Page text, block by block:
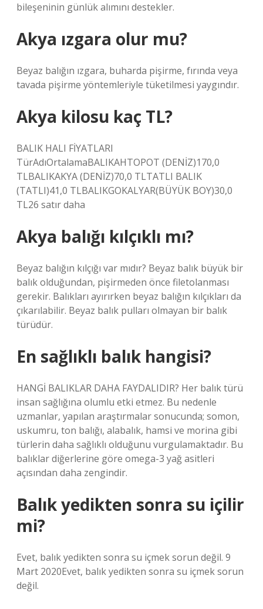
bileşeninin günlük alımını destekler.
Akya ızgara olur mu?
Beyaz balığın ızgara, buharda pişirme, fırında veya
tavada pişirme yöntemleriyle tüketilmesi yaygındır.
Akya kilosu kaç TL?
BALIK HALI FİYATLARI
TürAdıOrtalamaBALIKAHTOPOT (DENİZ)170,0
TLBALIKAKYA (DENİZ)70,0 TLTATLI BALIK
(TATLI)41,0 TLBALIKGOKALYAR(BÜYÜK BOY)30,0
TL26 satır daha
Akya balığı kılçıklı mı?
Beyaz balığın kılçığı var mıdır? Beyaz balık büyük bir
balık olduğundan, pişirmeden önce filetolanması
gerekir. Balıkları ayırırken beyaz balığın kılçıkları da
çıkarılabilir. Beyaz balık pulları olmayan bir balık
türüdür.
En sağlıklı balık hangisi?
HANGİ BALIKLAR DAHA FAYDALIDIR? Her balık türü
insan sağlığına olumlu etki etmez. Bu nedenle
uzmanlar, yapılan araştırmalar sonucunda; somon,
uskumru, ton balığı, alabalık, hamsi ve morina gibi
türlerin daha sağlıklı olduğunu vurgulamaktadır. Bu
balıklar diğerlerine göre omega-3 yağ asitleri
açısından daha zengindir.
Balık yedikten sonra su içilir
mi?
Evet, balık yedikten sonra su içmek sorun değil. 9
Mart 2020Evet, balık yedikten sonra su içmek sorun
değil.